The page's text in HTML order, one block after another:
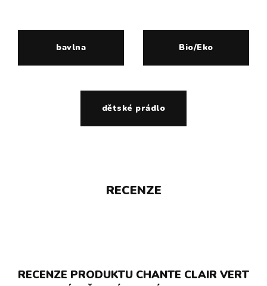
bavlna Bio/Eko
dětské prádlo
RECENZE
RECENZE PRODUKTU CHANTE CLAIR VERT